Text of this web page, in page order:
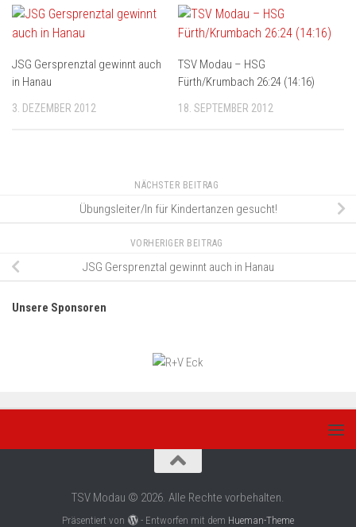
JSG Gersprenztal gewinnt auch
in Hanau
3. DEZEMBER 2012
TSV Modau – HSG
Fürth/Krumbach 26:24 (14:16)
18. SEPTEMBER 2012
NÄCHSTER BEITRAG
Übungsleiter/In für Kindertanzen gesucht!
VORHERIGER BEITRAG
JSG Gersprenztal gewinnt auch in Hanau
Unsere Sponsoren
TSV Modau © 2026. Alle Rechte vorbehalten.
Präsentiert von - Entworfen mit dem Hueman-Theme